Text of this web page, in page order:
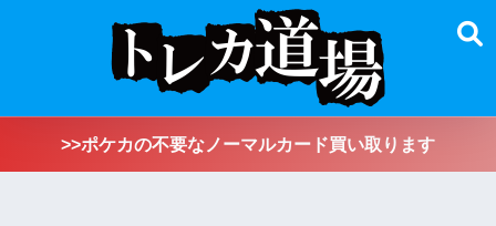
>>ポケカの不要なノーマルカード買い取ります